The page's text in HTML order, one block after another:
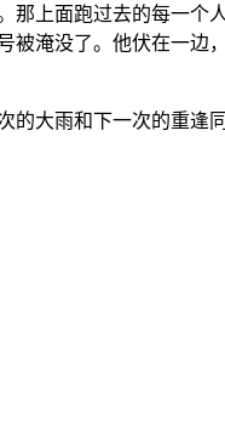
那上面跑过去的每一个
被淹没了。他伏在一边
大雨和下一次的重逢同